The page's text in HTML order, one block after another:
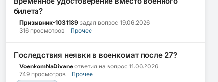
билета?
Призывник-1031189 задал вопрос 19.06.2026
316 просмотров
Прочее
Последствия неявки в военкомат после 27?
VoenkomNaDivane ответил на вопрос 11.06.2026
749 просмотров
Прочее